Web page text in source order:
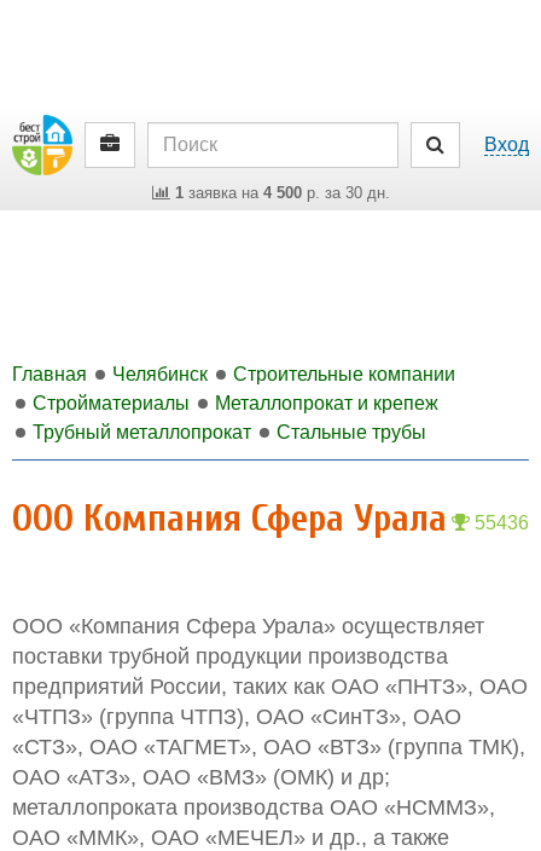
Вход
1заявка на 4 500р. за 30 дн.
Главная Челябинск
Строительные компании
Стройматериалы
Металлопрокат и крепеж
Трубный металлопрокат
Стальные трубы
55436
ООО Компания Сфера Урала
ООО «Компания Сфера Урала» осуществляет
поставки трубной продукции производства
предприятий России, таких как ОАО «ПНТЗ», ОАО
«ЧТПЗ» (группа ЧТПЗ), ОАО «СинТЗ», ОАО
«СТЗ», ОАО «ТАГМЕТ», ОАО «ВТЗ» (группа ТМК),
ОАО «АТЗ», ОАО «ВМЗ» (ОМК) и др;
металлопроката производства ОАО «НСММЗ»,
ОАО «ММК», ОАО «МЕЧЕЛ» и др., а также